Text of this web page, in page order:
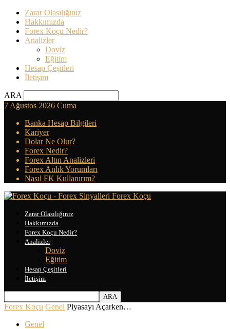
Zarar Olasılığınız
Hakkımızda
Forex Koçu Nedir?
Analizler
Doviz
Eğitim
Hesap Çeşitleri
İletişim
ARA
7 Ağustos 2026 Cuma
Banka Hesap Bilgileri
Kariyer
Dolar Ne Olur?
Forex Nedir?
Forex Altın Analizleri
Forex Anlık Yorumları
Nasıl FK Kullanırım?
Forex Koçu
Zarar Olasılığınız
Hakkımızda
Forex Koçu Nedir?
Analizler
Doviz
Eğitim
Hesap Çeşitleri
İletişim
Forex Koçu Genel Piyasayı Açarken…
Genel